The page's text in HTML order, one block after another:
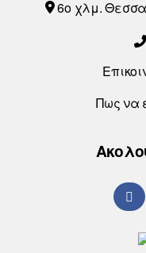
6o χλμ.
Πως να